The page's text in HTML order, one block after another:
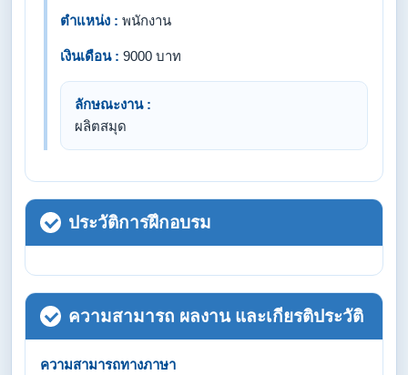
ตำแหน่ง : พนักงาน
เงินเดือน : 9000 บาท
ลักษณะงาน :
ผลิตสมุด
ประวัติการฝึกอบรม
ความสามารถ ผลงาน และเกียรติประวัติ
ความสามารถทางภาษา